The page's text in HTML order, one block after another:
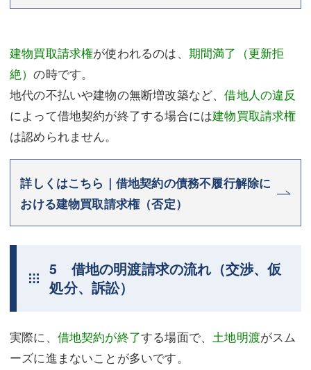
建物買取請求権が使われるのは、 期間満了（更新拒
絶）の時です。
地代の不払いや建物の無断増改築など、借地人の違反
によって借地契約が終了する場合には建物買取請求権
は認められません。
詳しくはこちら｜借地契約の債務不履行解除に
おける建物買取請求権（否定）
5 借地の明渡請求の流れ（交渉、仮
処分、訴訟）
実際に、 借地契約が終了する場面で、土地明渡がスム
ーズに進まないことが多いです。